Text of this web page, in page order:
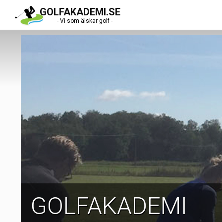
GOLFAKADEMI.SE
- Vi som älskar golf -
GOLFAKADEMI